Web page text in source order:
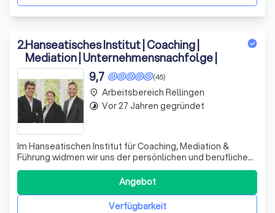
2.Hanseatisches Institut | Coaching |
Mediation | Unternehmensnachfolge |
(45)
9,7
Im Hanseatischen Institut für Coaching, Mediation &
Führung widmen wir uns der persönlichen und beruflichen
Weiterentwicklung von Coaches, Mediatoren,
Unternehmern, Führungskräften und Paaren. Unser
Gründer, Dr. Dieter Bischop, bringt seine umfassende
Expertise ein, um individuell zugeschnittene Lös
Verfügbarkeit
Angebot
place Arbeitsbereich Rellingen
timelapse Vor 27 Jahren gegründet